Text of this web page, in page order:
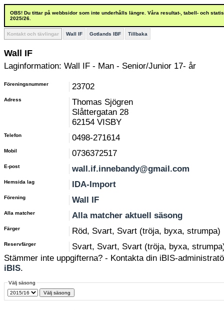
OBS! Du tittar på webbsidor som inte underhålls längre. Våra resultat-, tabell- och
2025/26.
Kontakt och tävlingar Wall IF Gotlands IBF Tillbaka
Wall IF
Laginformation: Wall IF - Man - Senior/Junior 17- år
Föreningsnummer 23702
Adress
Thomas Sjögren
Slåttergatan 28
62154 VISBY
Telefon 0498-271614
Mobil 0736372517
E-post wall.if.innebandy@gmail.com
Hemsida lag IDA-Import
Förening Wall IF
Alla matcher Alla matcher aktuell säsong
Färger Röd, Svart, Svart (tröja, byxa, strumpa)
Reservfärger
Svart, Svart, Svart (tröja, byxa,
Stämmer inte uppgifterna? - Kontakta din iBIS-
iBIS.
Välj säsong